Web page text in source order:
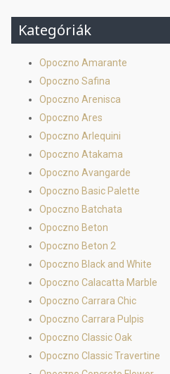
Kategóriák
Opoczno Amarante
Opoczno Safina
Opoczno Arenisca
Opoczno Ares
Opoczno Arlequini
Opoczno Atakama
Opoczno Avangarde
Opoczno Basic Palette
Opoczno Batchata
Opoczno Beton
Opoczno Beton 2
Opoczno Black and White
Opoczno Calacatta Marble
Opoczno Carrara Chic
Opoczno Carrara Pulpis
Opoczno Classic Oak
Opoczno Classic Travertine